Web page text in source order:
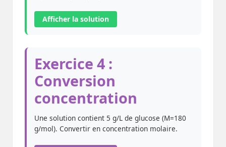
Afficher la solution
Exercice 4 :
Conversion
concentration
Une solution contient 5 g/L de glucose (M=180
g/mol). Convertir en concentration molaire.